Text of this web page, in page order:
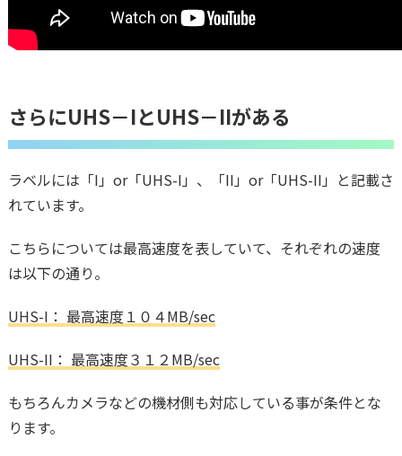
さらにUHS－IとUHS－IIがある
ラベルには「I」or「UHS-I」、「II」or「UHS-II」と記載さ
れています。
こちらについては最高速度を表していて、それぞれの速度
は以下の通り。
UHS-I： 最高速度１０４MB/sec
UHS-II： 最高速度３１２MB/sec
もちろんカメラなどの機材側も対応している事が条件とな
ります。